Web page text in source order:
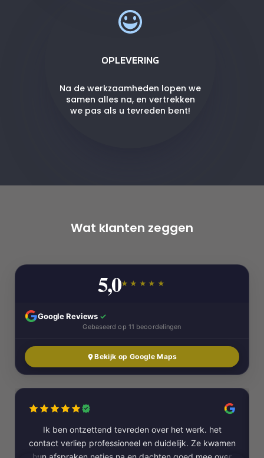
OPLEVERING
Na de werkzaamheden lopen we
samen alles na, en vertrekken
we pas als u tevreden bent!
Wat klanten zeggen
5,0★★★★★
Google Reviews ✓
Gebaseerd op 11 beoordelingen
Bekijk op Google Maps
Ik ben ontzettend tevreden over het werk. het
contact verliep professioneel en duidelijk. Ze kwamen